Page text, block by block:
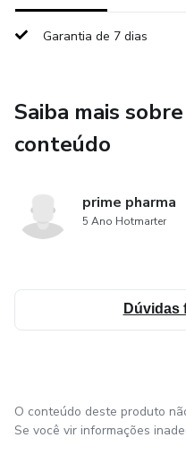
Garantia de 7 dias
Saiba mais
conteúdo
prime pharma
5 Ano Hotmarter
Dúvidas
O conteúdo deste produto
Se você vir informações